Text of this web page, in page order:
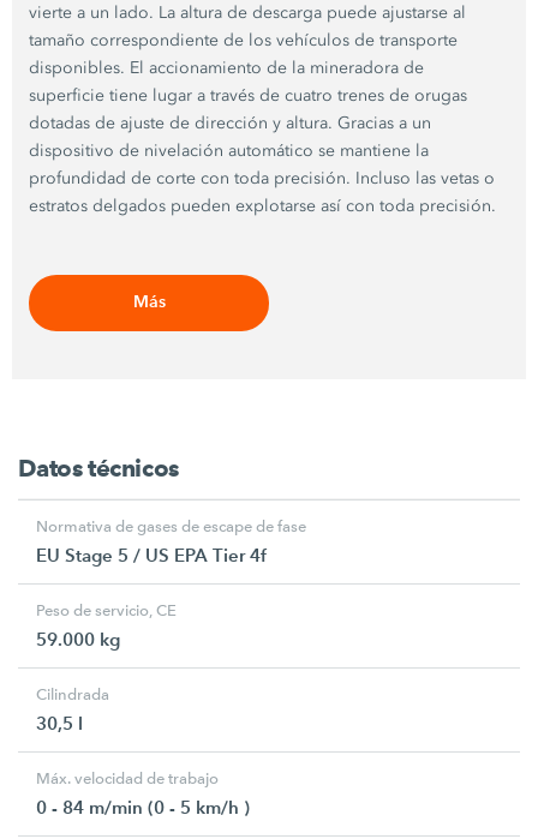
vierte a un lado. La altura de descarga puede ajustarse al
tamaño correspondiente de los vehículos de transporte
disponibles. El accionamiento de la mineradora de
superficie tiene lugar a través de cuatro trenes de orugas
dotadas de ajuste de dirección y altura. Gracias a un
dispositivo de nivelación automático se mantiene la
profundidad de corte con toda precisión. Incluso las vetas o
estratos delgados pueden explotarse así con toda precisión.
Más
Datos técnicos
Normativa de gases de escape de fase
EU Stage 5 / US EPA Tier 4f
Peso de servicio, CE
59.000 kg
Cilindrada
30,5 l
Máx. velocidad de trabajo
0 - 84 m/min (0 - 5 km/h )